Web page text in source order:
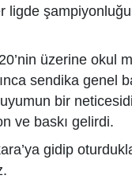
ligde
üzerine okul
sendika genel
bir
ve baskı gelirdi.
gidip